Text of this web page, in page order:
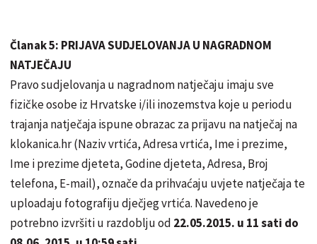
Članak 5: PRIJAVA SUDJELOVANJA U NAGRADNOM
NATJEČAJU
Pravo sudjelovanja u nagradnom natječaju imaju sve
fizičke osobe iz Hrvatske i/ili inozemstva koje u periodu
trajanja natječaja ispune obrazac za prijavu na natječaj na
klokanica.hr (Naziv vrtića, Adresa vrtića, Ime i prezime,
Ime i prezime djeteta, Godine djeteta, Adresa, Broj
telefona, E-mail), označe da prihvaćaju uvjete natječaja te
uploadaju fotografiju dječjeg vrtića. Navedeno je
potrebno izvršiti u razdoblju od 22.05.2015. u 11 sati do